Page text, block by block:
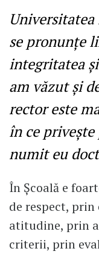
Universitatea
se pronunțe
integritatea
am văzut și
rector este
în ce
numit eu
În Școală e
de respect,
atitudine, prin
criterii, prin